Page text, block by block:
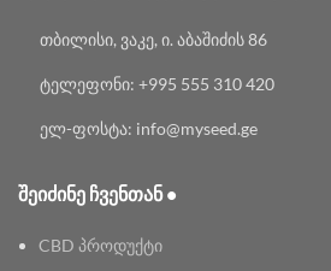
თბილისი, ვაკე, ი. აბაშიძის 86
ტელეფონი: +995 555 310 420
ელ-ფოსტა: info@myseed.ge
ᲨᲔᲘᲫᲘᲜᲔ ᲩᲕᲔᲜᲗᲐᲜ •
CBD პროდუქტი